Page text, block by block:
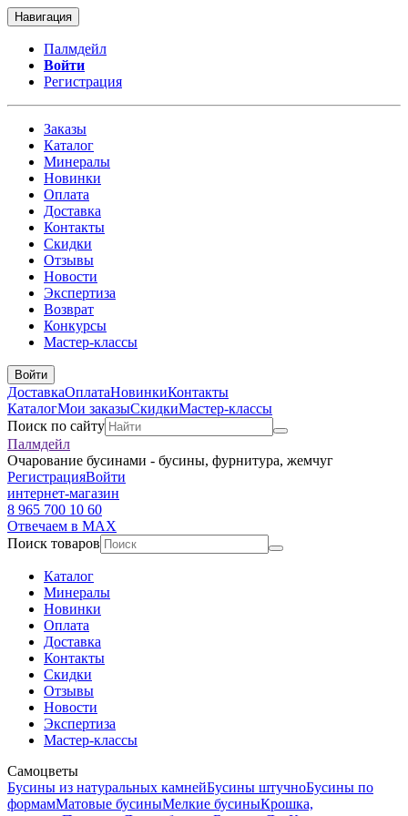
Навигация
Палмдейл
Войти
Регистрация
Заказы
Каталог
Минералы
Новинки
Оплата
Доставка
Контакты
Скидки
Отзывы
Новости
Экспертиза
Возврат
Конкурсы
Мастер-классы
Войти
ДоставкаОплатаНовинкиКонтакты
КаталогМои заказыСкидкиМастер-классы
Поиск по сайту
Палмдейл
Очарование бусинами - бусины, фурнитура, жемчуг
РегистрацияВойти
интернет-магазин
8 965 700 10 60
Отвечаем в MAX
Поиск товаров
Каталог
Минералы
Новинки
Оплата
Доставка
Контакты
Скидки
Отзывы
Новости
Экспертиза
Мастер-классы
Самоцветы
Бусины из натуральных камнейБусины штучноБусины по
формамМатовые бусиныМелкие бусиныКрошка,